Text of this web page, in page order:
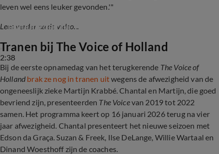
leven wel eens leuker gevonden.'"
Lees verder na de video...
2:38
Tranen bij Chantal Janzen tijdens eerste
opnamedag bij The Voice
Tranen bij The Voice of Holland
Bij de eerste opnamedag van het terugkerende The Voice of
Holland brak ze nog in tranen uitwegens de afwezigheid van de
ongeneeslijk zieke Martijn Krabbé. Chantal en Martijn, die goed
bevriend zijn, presenteerden The Voicevan 2019 tot 2022
samen. Het programma keert op 16 januari 2026 terug na vier
jaar afwezigheid. Chantal presenteert het nieuwe seizoen met
Edson da Graça. Suzan & Freek, Ilse DeLange, Willie Wartaal en
Dinand Woesthoff zijn de coaches.